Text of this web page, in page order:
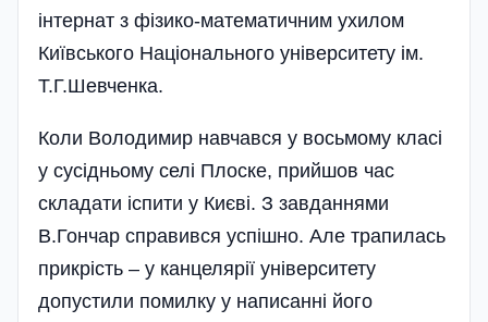
інтернат з фізико-математичним ухилом
Київського Національного університету ім.
Т.Г.Шевченка.
Коли Володимир навчався у восьмому класі
у сусідньому селі Плоске, прийшов час
складати іспити у Києві. З завданнями
В.Гончар справився успішно. Але трапилась
прикрість – у канцелярії університету
допустили помилку у написанні його